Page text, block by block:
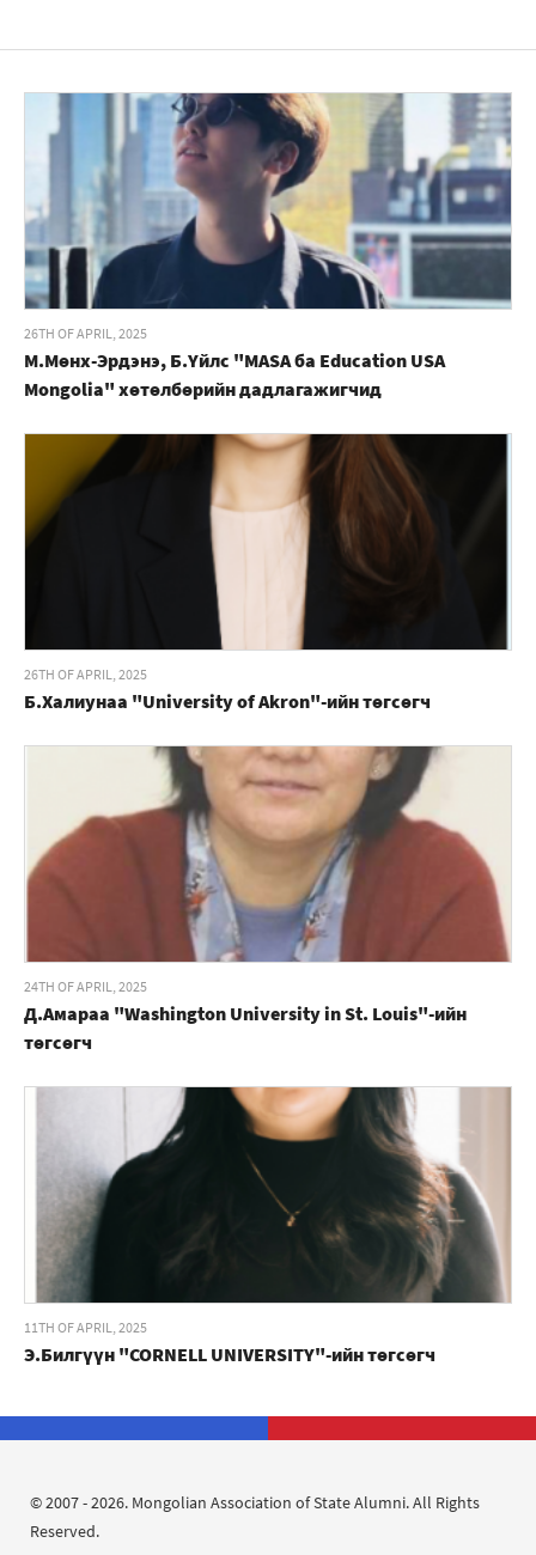
26TH OF APRIL, 2025
М.Мөнх-Эрдэнэ, Б.Үйлс "MASA ба Education USA
Mongolia" хөтөлбөрийн дадлагажигчид
26TH OF APRIL, 2025
Б.Халиунаа "University of Akron"-ийн төгсөгч
24TH OF APRIL, 2025
Д.Амараа "Washington University in St. Louis"-ийн
төгсөгч
11TH OF APRIL, 2025
Э.Билгүүн "CORNELL UNIVERSITY"-ийн төгсөгч
© 2007 - 2026. Mongolian Association of State Alumni. All Rights
Reserved.